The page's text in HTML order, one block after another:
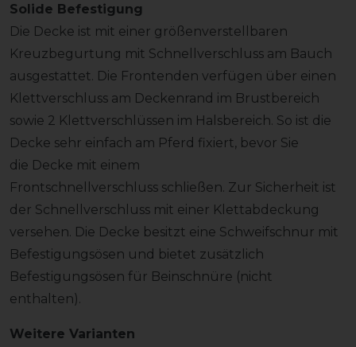
Solide Befestigung
Die Decke ist mit einer größenverstellbaren
Kreuzbegurtung mit Schnellverschluss am Bauch
ausgestattet. Die Frontenden verfügen über einen
Klettverschluss am Deckenrand im Brustbereich
sowie 2 Klettverschlüssen im Halsbereich. So ist die
Decke sehr einfach am Pferd fixiert, bevor Sie
die Decke mit einem
Frontschnellverschluss schließen. Zur Sicherheit ist
der Schnellverschluss mit einer Klettabdeckung
versehen. Die Decke besitzt eine Schweifschnur mit
Befestigungsösen und bietet zusätzlich
Befestigungsösen für Beinschnüre (nicht
enthalten).
Weitere Varianten